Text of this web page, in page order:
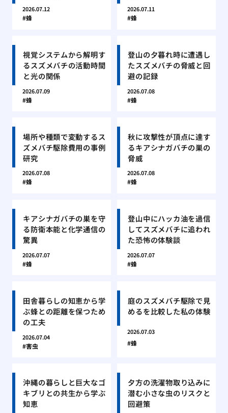
2026.07.12
蜂
2026.07.11
蜂
視覚システムから解明す
るスズメバチの活動時間
と光の関係
2026.07.09
蜂
登山の夕暮れ時に遭遇し
たスズメバチの脅威と回
避の記録
2026.07.08
蜂
場所や種類で変動するス
ズメバチ駆除費用の事例
研究
2026.07.08
蜂
秋に攻撃性が頂点に達す
るキアシナガバチの巣の
脅威
2026.07.08
蜂
キアシナガバチの巣を守
る防衛本能と化学通信の
驚異
2026.07.07
蜂
登山中にハッカ油を過信
してスズメバチに追われ
た恐怖の体験談
2026.07.07
蜂
田舎暮らしの知恵から学
ぶ蜂との距離を保つため
の工夫
2026.07.04
害虫
庭のスズメバチ駆除で見
めるを比較した私の体験
2026.07.03
蜂
沖縄の暮らしと巨大なゴ
キブリとの共生から学ぶ
知恵
夕方の洗濯物取り込みに
潜む小さな虫のリスクと
回避策